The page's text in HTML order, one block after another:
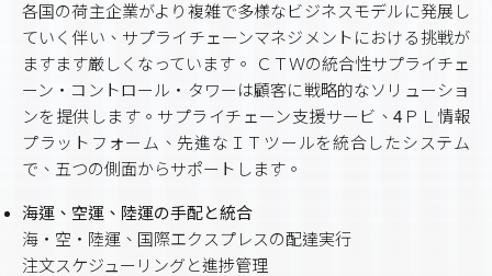
各国の荷主企業がより複雑で多様なビジネスモデルに発展し
ていく伴い、サプライチェーンマネジメントにおける挑戦が
ますます厳しくなっています。 ＣＴＷの統合性サプライチェ
ーン‧コントロール‧タワーは顧客に戦略的なソリューショ
ンを提供します。サプライチェーン支援サービ、4ＰＬ情報
プラットフォーム、先進なＩＴツールを統合したシステム
で、五つの側面からサポートします。
海運、空運、陸運の手配と統合
海‧空‧陸運、国際エクスプレスの配達実行
注文スケジューリングと進捗管理